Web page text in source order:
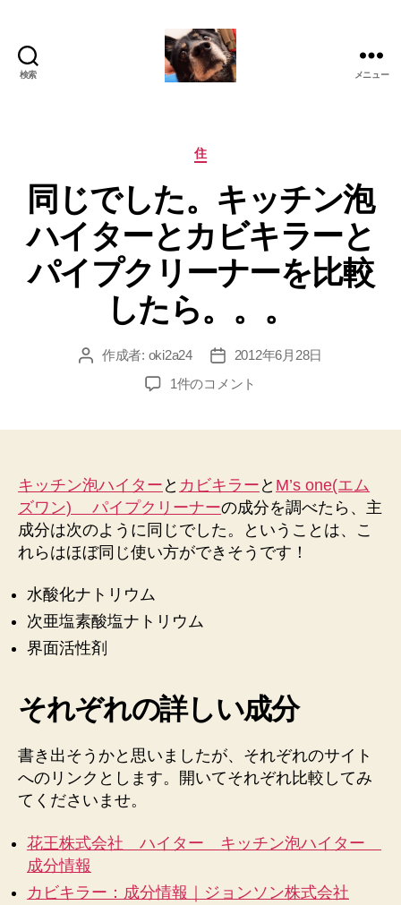
検索 メニュー
カ
ー
住
同じでした。キッチン泡
ハイターとカビキラーと
パイプクリーナーを比較
したら。。。
投 作成者: oki2a24
投
稿
2012年6月28日
同
キ
ッ
ン
泡
タ
ビ
キ
ー
と
プ
ク
ー
1件のコメント
キッチン泡ハイター と カビキラー と M’s one(エム
ズワン) パイプクリーナーの成分を調べたら、主
成分は次のように同じでした。ということは、こ
れらはほぼ同じ使い方ができそうです！
水酸化ナトリウム
次亜塩素酸塩ナトリウム
界面活性剤
それぞれの詳しい成分
書き出そうかと思いましたが、それぞれのサイト
へのリンクとします。開いてそれぞれ比較してみ
てくださいませ。
花王株式会社 ハイター キッチン泡ハイター
成分情報
カビキラー：成分情報｜ジョンソン株式会社